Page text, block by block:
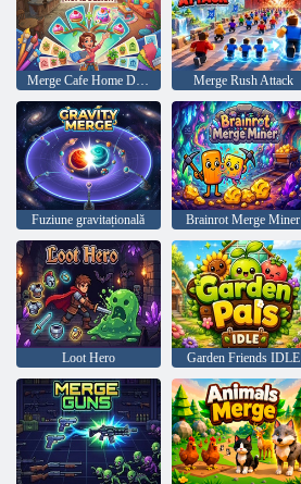
Merge Cafe Home Design Merge Rush Attack
Fuziune gravitațională Brainrot Merge Miner
Loot Hero Garden Friends IDLE